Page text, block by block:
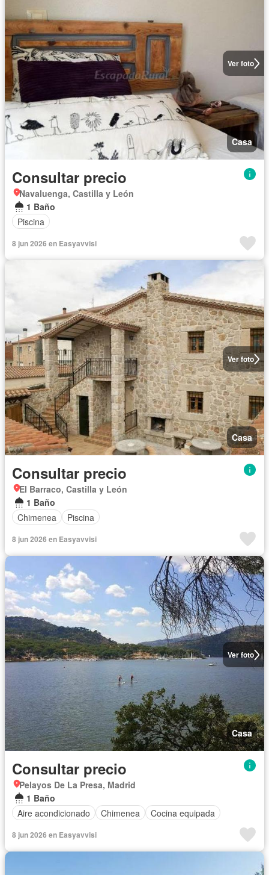
Ver foto
Casa
Consultar precio
Navaluenga, Castilla y León
1 Baño
Piscina
8 jun 2026 en Easyavvisi
Ver foto
Casa
Consultar precio
El Barraco, Castilla y León
1 Baño
Chimenea
Piscina
8 jun 2026 en Easyavvisi
Ver foto
Casa
Consultar precio
Pelayos De La Presa, Madrid
1 Baño
Aire acondicionado
Chimenea Cocina equipada
8 jun 2026 en Easyavvisi